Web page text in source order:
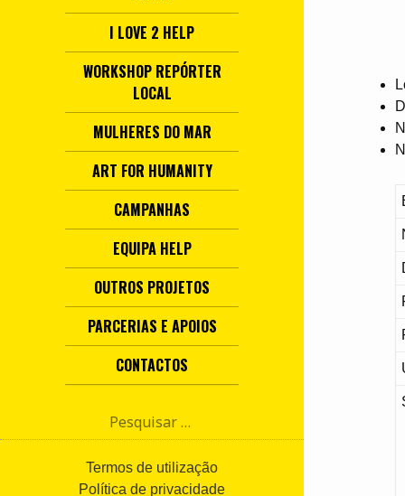
I LOVE 2 HELP
WORKSHOP REPÓRTER
LOCAL
MULHERES DO MAR
ART FOR HUMANITY
CAMPANHAS
EQUIPA HELP
OUTROS PROJETOS
PARCERIAS E APOIOS
CONTACTOS
s
Termos de utilização
Política de privacidade